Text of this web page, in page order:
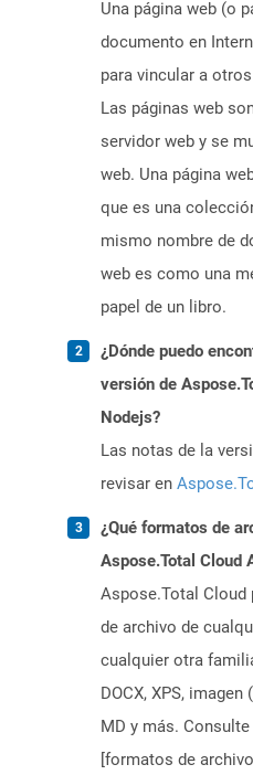
Una página web (o
documento en
para vincular a
Las páginas web
servidor web y se
web. Una página
que es una
mismo nombre de
web es como una
papel de un libro.
¿Dónde puedo
versión de
Nodejs?
Las notas de la
revisar en
¿Qué formatos de
Aspose.Total Cloud
Aspose.Total
de archivo de
cualquier otra
DOCX, XPS, imagen
MD y más.
[formatos de